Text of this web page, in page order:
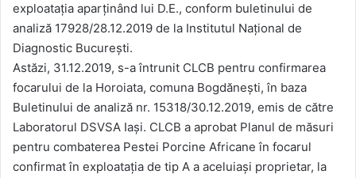
exploatația aparținând lui D.E., conform buletinului de
analiză 17928/28.12.2019 de la Institutul Național de
Diagnostic București.
Astăzi, 31.12.2019, s-a întrunit CLCB pentru confirmarea
focarului de la Horoiata, comuna Bogdănești, în baza
Buletinului de analiză nr. 15318/30.12.2019, emis de către
Laboratorul DSVSA Iași. CLCB a aprobat Planul de măsuri
pentru combaterea Pestei Porcine Africane în focarul
confirmat în exploatația de tip A a aceluiași proprietar, la